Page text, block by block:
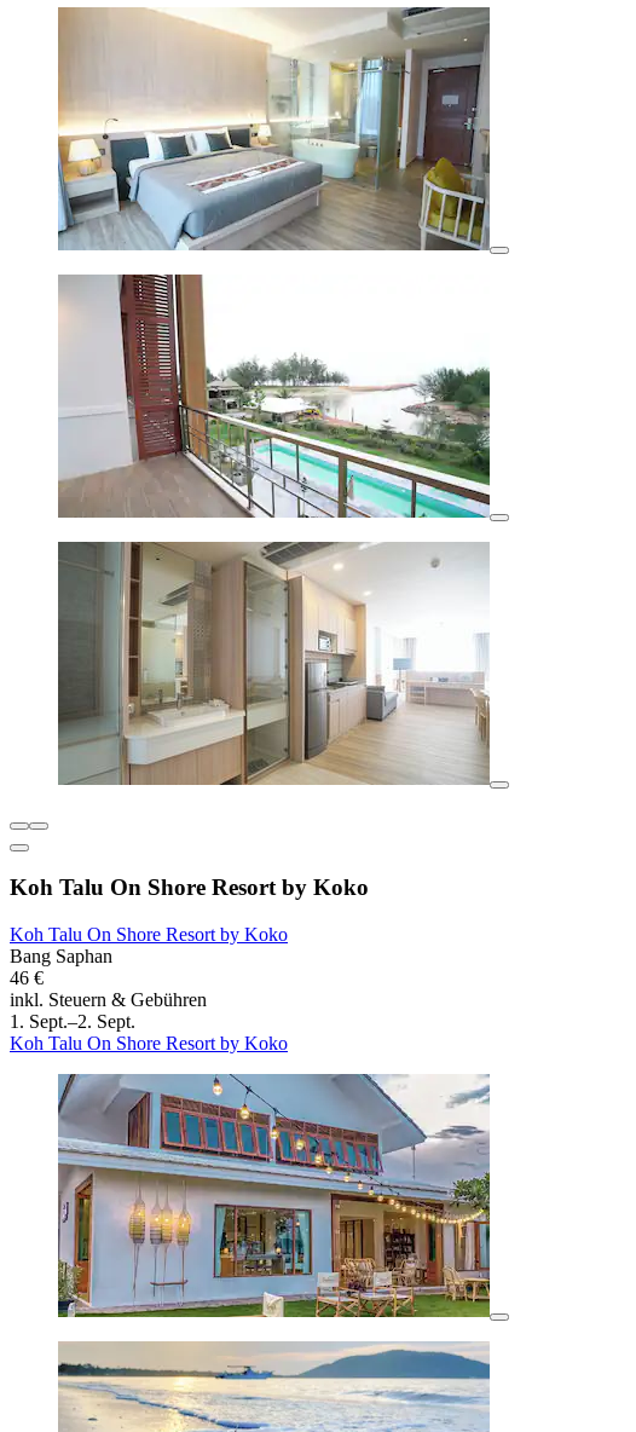
Koh Talu On Shore Resort by Koko
Koh Talu On Shore Resort by Koko
Bang Saphan
46 €
inkl. Steuern & Gebühren
1. Sept.–2. Sept.
Koh Talu On Shore Resort by Koko